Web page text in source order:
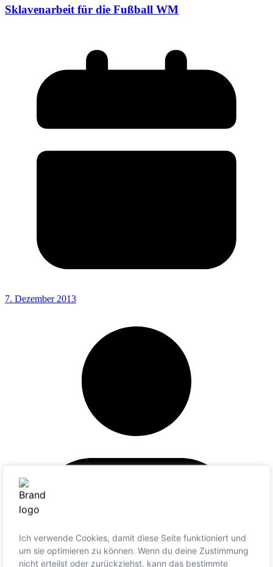
Ich verwende Cookies, damit diese Seite funktioniert und
um sie optimieren zu können. Wenn du deine Zustimmung
nicht erteilst oder zurückziehst, kann das bestimmte
Sklavenarbeit für die Fußball WM
7. Dezember 2013